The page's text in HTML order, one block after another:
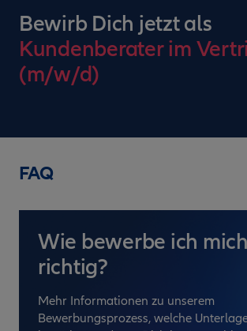
Bewirb Dich jetzt als
Kundenberater im
(m/w/d)
FAQ
Wie bewerbe ich mich
richtig?
Mehr Informationen zu unserem
Bewerbungsprozess, welche